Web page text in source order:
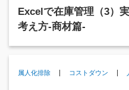
Excelで在庫管理（3）
考え方-商材篇-
属人化排除 コストダウン